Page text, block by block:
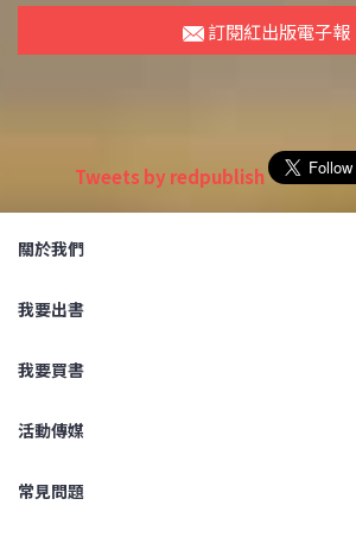
訂閱紅出版電子報
Tweets by redpublish
關於我們
我要出書
我要買書
活動傳媒
常見問題